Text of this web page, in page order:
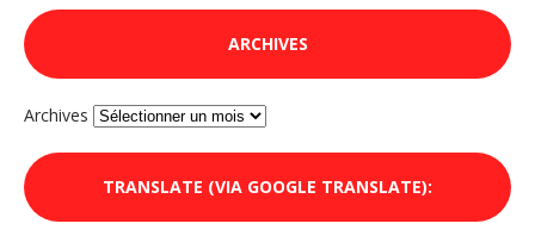
ARCHIVES
Archives
TRANSLATE (VIA GOOGLE TRANSLATE):